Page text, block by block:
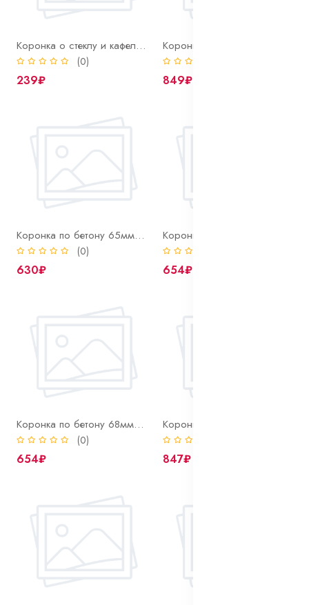
Коронка о стеклу и кафелю 50 мм Bohrer алмазная
(0)
239₽ 849₽
Коронка по бетону 65мм SDS+ твердосплавная ударная, в сборе с держателем
(0)
630₽ 654₽
Коронка по бетону 68мм SDS+ твердосплавная ударная, в сборе с держателем
(0)
654₽ 847₽